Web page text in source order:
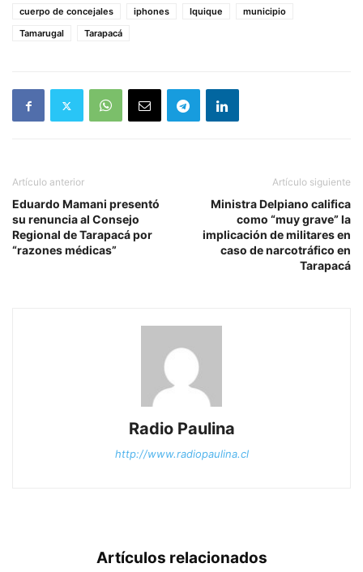
cuerpo de concejales
iphones Iquique
municipio
Tamarugal
Tarapacá
Artículo anterior
Eduardo Mamani presentó
su renuncia al Consejo
Regional de Tarapacá por
“razones médicas”
Artículo siguiente
Ministra Delpiano califica
como “muy grave” la
implicación de militares en
caso de narcotráfico en
Tarapacá
Radio Paulina
http://www.radiopaulina.cl
Artículos relacionados